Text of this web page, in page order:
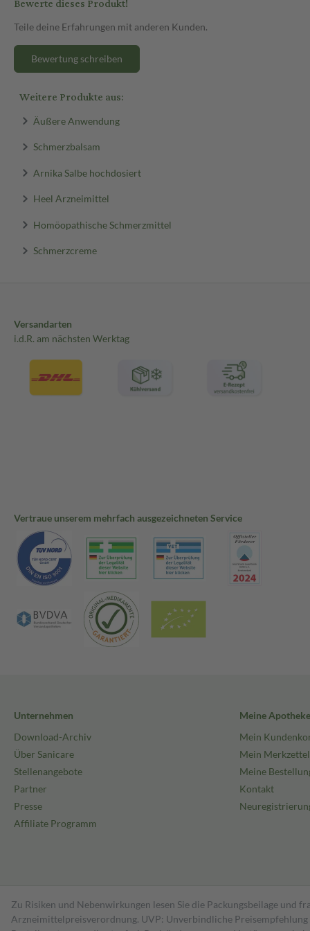
Jetzt bequem online auf sanicare.de bestellen!
Teile deine Erfahrungen mit anderen Kunden.
Bewertung schreiben
Weitere Produkte aus:
Äußere Anwendung
Schmerzbalsam
Arnika Salbe hochdosiert
Heel Arzneimittel
Homöopathische Schmerzmittel
Schmerzcreme
Versandarten
i.d.R. am nächsten Werktag
Vertraue unserem mehrfach ausgezeichneten Service
Unternehmen
Download-Archiv
Über Sanicare
Stellenangebote
Partner
Presse
Affiliate Programm
Meine Apotheke
Mein
Mein Merkzettel
Meine
Kontakt
Zu Risiken und Nebenwirkungen lesen Sie die Packungsbeilage
Arzneimittelpreisverordnung. UVP: Unverbindliche Preisempfehlung